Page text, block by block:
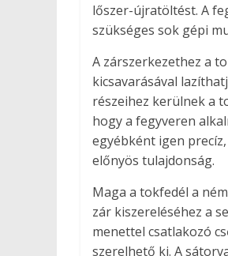
lőszer-újratöltést. A
szükséges sok gépi
A zárszerkezethez a
kicsavarásával
részeihez kerülnek a
hogy a fegyveren
egyébként igen
előnyös tulajdonság.
Maga a tokfedél a
zár kiszereléséhez a
menettel csatlakozó
szerelhető ki. A